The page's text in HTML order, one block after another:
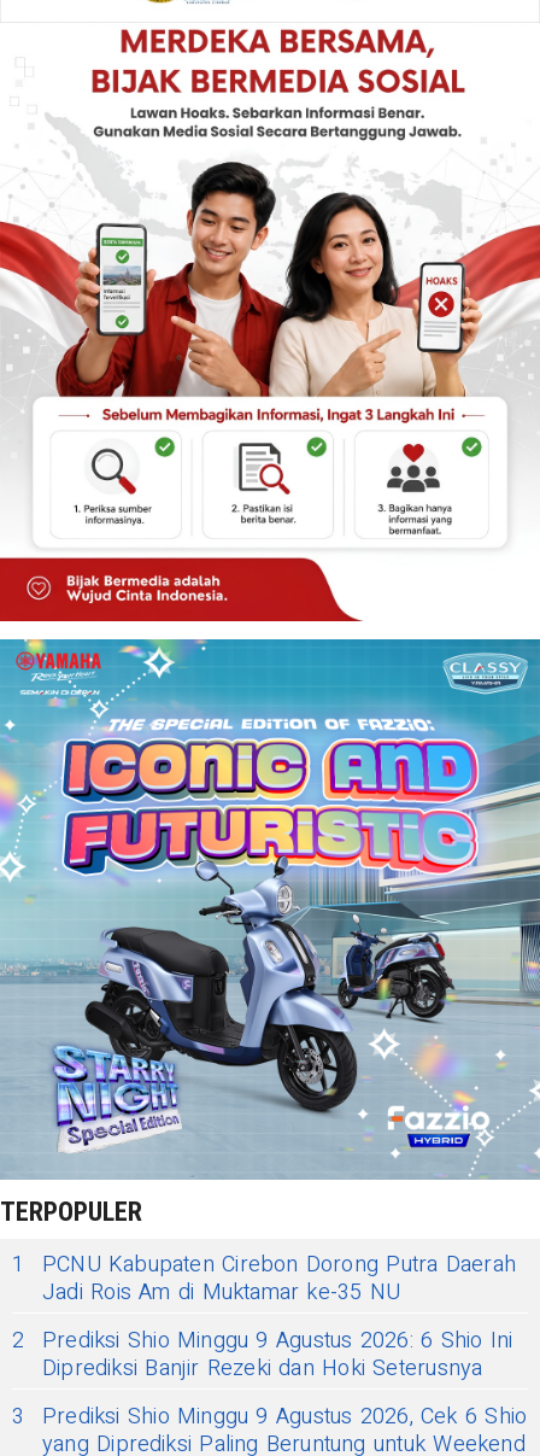
TERPOPULER
1
PCNU Kabupaten Cirebon Dorong Putra Daerah
Jadi Rois Am di Muktamar ke-35 NU
2
Prediksi Shio Minggu 9 Agustus 2026: 6 Shio Ini
Diprediksi Banjir Rezeki dan Hoki Seterusnya
3
Prediksi Shio Minggu 9 Agustus 2026, Cek 6 Shio
yang Diprediksi Paling Beruntung untuk Weekend